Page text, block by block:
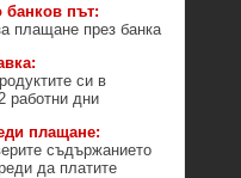
път:
плащане през банка
си в
работни дни
плащане:
съдържанието
да платите